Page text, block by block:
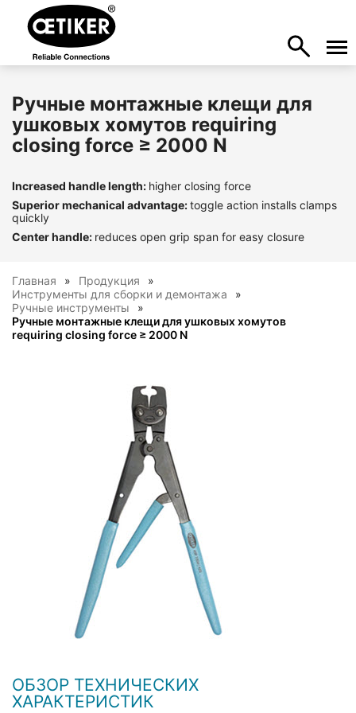
Ручные монтажные клещи для
ушковых хомутов requiring
closing force ≥ 2000 N
Increased handle length: higher closing force
Superior mechanical advantage:toggle action installs clamps
quickly
Center handle: reduces open grip span for easy closure
Главная
Продукция
Инструменты для сборки и демонтажа
Ручные инструменты
Ручные монтажные клещи для ушковых хомутов
requiring closing force ≥ 2000 N
ОБЗОР ТЕХНИЧЕСКИХ
ХАРАКТЕРИСТИК